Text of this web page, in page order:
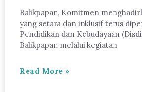
Balikpapan, Komitmen
yang setara dan inklusif terus
Pendidikan dan Kebudayaan
Balikpapan melalui kegiatan
Read More »